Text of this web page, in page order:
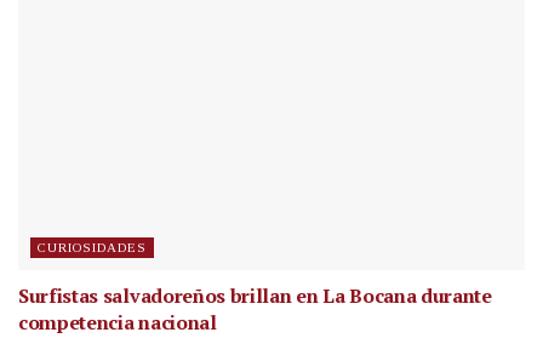
CURIOSIDADES
Surfistas salvadoreños brillan en La Bocana durante
competencia nacional